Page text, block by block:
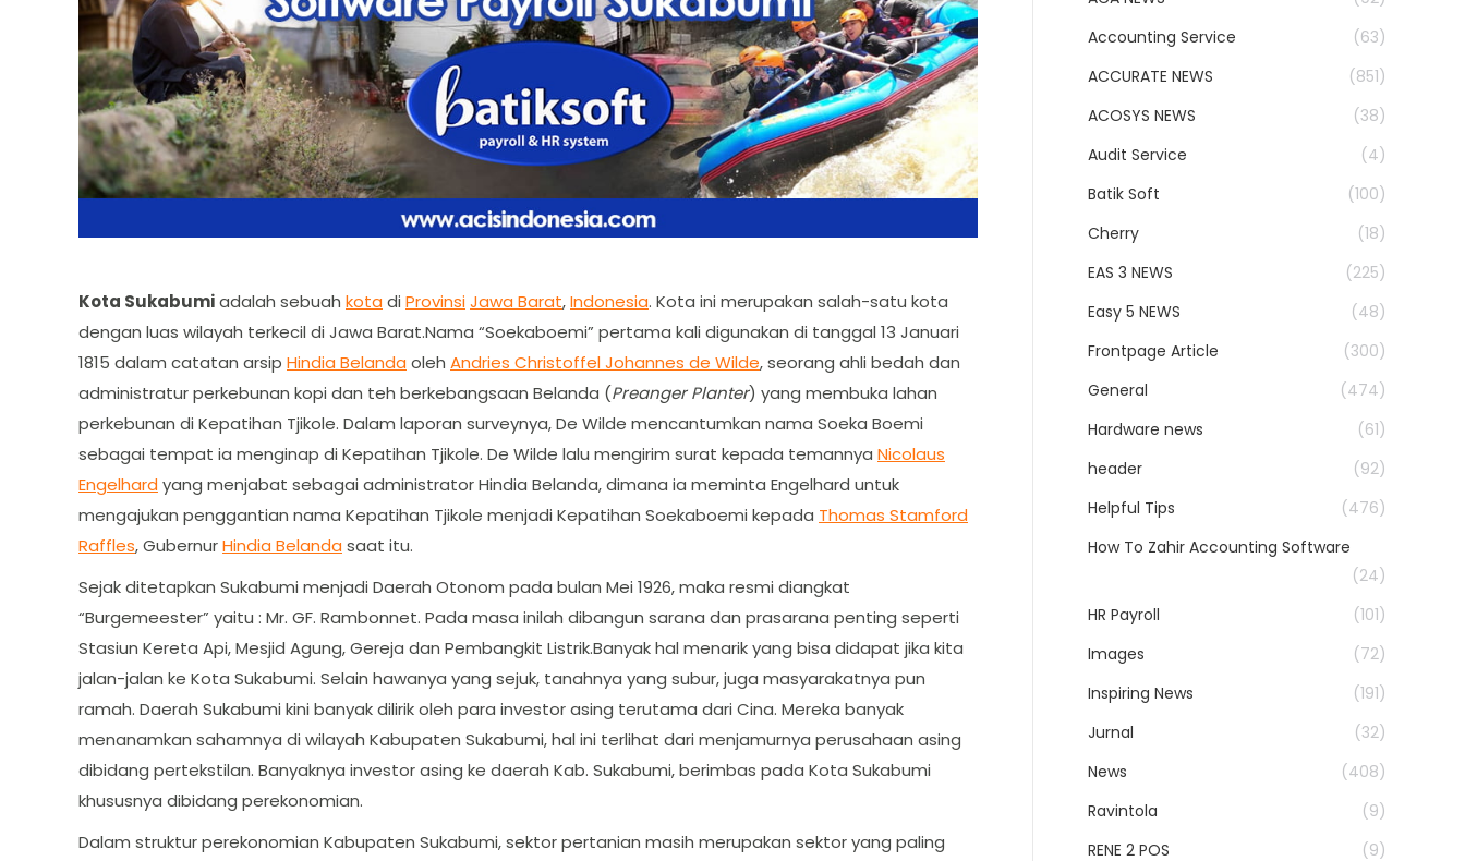
Kota Sukabumiadalah sebuah kota di ProvinsiJawa Barat,Indonesia. Kota ini merupakan salah-satu kota
dengan luas wilayah terkecil di Jawa Barat.Nama “Soekaboemi” pertama kali digunakan di tanggal 13 Januari
1815 dalam catatan arsip Hindia Belanda oleh Andries Christoffel Johannes de Wilde, seorang ahli bedah dan
administratur perkebunan kopi dan teh berkebangsaan Belanda (Preanger Planter) yang membuka lahan
perkebunan di Kepatihan Tjikole. Dalam laporan surveynya, De Wilde mencantumkan nama Soeka Boemi
sebagai tempat ia menginap di Kepatihan Tjikole. De Wilde lalu mengirim surat kepada temannya Nicolaus
Engelhard yang menjabat sebagai administrator Hindia Belanda, dimana ia meminta Engelhard untuk
mengajukan penggantian nama Kepatihan Tjikole menjadi Kepatihan Soekaboemi kepada Thomas Stamford
Raffles, GubernurHindia Belanda saat itu.
Sejak ditetapkan Sukabumi menjadi Daerah Otonom pada bulan Mei 1926, maka resmi diangkat
“Burgemeester” yaitu : Mr. GF. Rambonnet. Pada masa inilah dibangun sarana dan prasarana penting seperti
Stasiun Kereta Api, Mesjid Agung, Gereja dan Pembangkit Listrik.Banyak hal menarik yang bisa didapat jika kita
jalan-jalan ke Kota Sukabumi. Selain hawanya yang sejuk, tanahnya yang subur, juga masyarakatnya pun
ramah. Daerah Sukabumi kini banyak dilirik oleh para investor asing terutama dari Cina. Mereka banyak
menanamkan sahamnya di wilayah Kabupaten Sukabumi, hal ini terlihat dari menjamurnya perusahaan asing
dibidang pertekstilan. Banyaknya investor asing ke daerah Kab. Sukabumi, berimbas pada Kota Sukabumi
khususnya dibidang perekonomian.
Dalam struktur perekonomian Kabupaten Sukabumi, sektor pertanian masih merupakan sektor yang paling
Accounting Service
(63)
ACCURATE NEWS
(851)
ACOSYS NEWS
(38)
Audit Service
(4)
Batik Soft
(100)
Cherry
(18)
EAS 3 NEWS
(225)
Easy 5 NEWS
(48)
Frontpage Article
(300)
General
(474)
Hardware news
(61)
header
(92)
Helpful Tips
(476)
How To Zahir Accounting Software
(24)
HR Payroll
(101)
Images
(72)
Inspiring News
(191)
Jurnal
(32)
News
(408)
Ravintola
(9)
RENE 2 POS
(9)